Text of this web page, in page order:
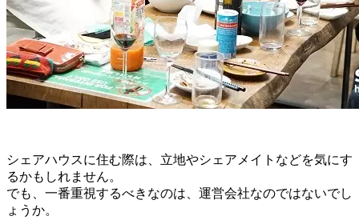
シェアハウスに住む際は、立地やシェアメイトなどを気にす
るかもしれません。
でも、一番重視するべきなのは、運営会社なのではないでし
ょうか。